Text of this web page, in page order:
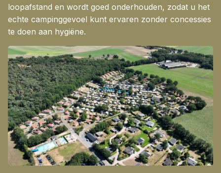
loopafstand en wordt goed onderhouden, zodat u het
echte campinggevoel kunt ervaren zonder concessies
te doen aan hygiëne.